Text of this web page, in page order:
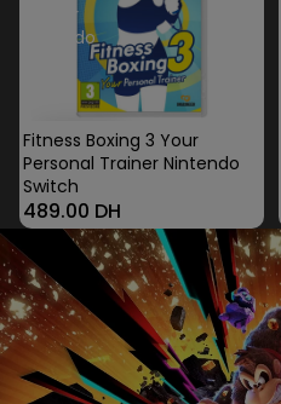
Trainer
Nintendo
Fitness Boxing 3 Your
Personal Trainer Nintendo
Switch
489.00 DH